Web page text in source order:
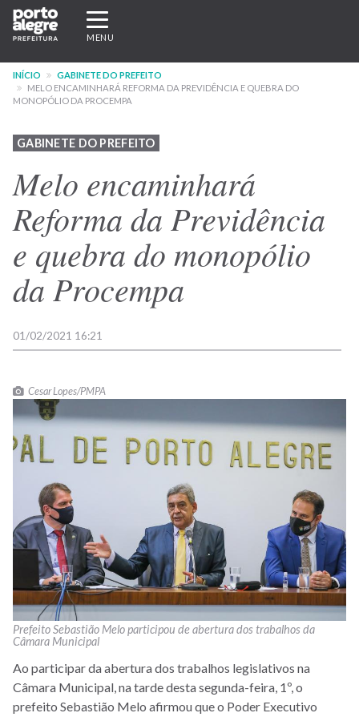
Pular
para
conteúdo
principal
Expandir/recolher
navegação
MENU
INÍCIO
GABINETE DO PREFEITO
MELO ENCAMINHARÁ REFORMA DA PREVIDÊNCIA E QUEBRA DO
MONOPÓLIO DA PROCEMPA
GABINETE DO PREFEITO
Melo encaminhará
Reforma da Previdência
e quebra do monopólio
da Procempa
01/02/2021 16:21
Cesar Lopes/PMPA
Prefeito Sebastião Melo participou de abertura dos trabalhos da
Câmara Municipal
Ao participar da abertura dos trabalhos legislativos na
Câmara Municipal, na tarde desta segunda-feira, 1º, o
prefeito Sebastião Melo afirmou que o Poder Executivo